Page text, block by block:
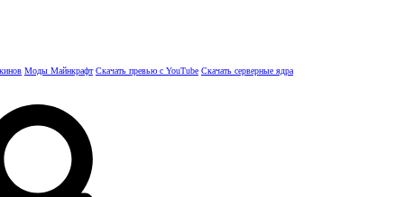
Моды Майнкрафт Скачать превью с YouTube Скачать серверные ядра